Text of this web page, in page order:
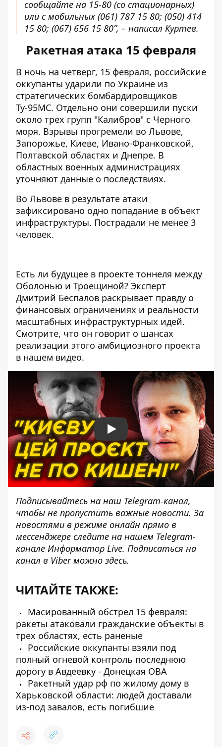
сообщайте на 15-80 (со стационарных)
или с мобильных (061) 787 15 80; (050) 414
15 80; (067) 656 15 80”, – написал Куртев.
Ракетная атака 15 февраля
В ночь на четверг, 15 февраля, российские
оккупанты ударили по Украине из
стратегических бомбардировщиков
Ту-95МС. Отдельно они совершили пуски
около трех групп "Калибров" с Черного
моря. Взрывы прогремели во Львове,
Запорожье, Киеве, Ивано-Франковской,
Полтавской областях и Днепре. В
областных военных администрациях
уточняют данные о последствиях.
Во Львове в результате атаки
зафиксировано одно попадание в объект
инфраструктуры. Пострадали не менее 3
человек.
Есть ли будущее в проекте тоннеля между
Оболонью и Троещиной? Эксперт
Дмитрий Беспалов раскрывает правду о
финансовых ограничениях и реальности
масштабных инфраструктурных идей.
Смотрите, что он говорит о шансах
реализации этого амбициозного проекта
в нашем видео.
Play
Подписывайтесь на наш Telegram-канал,
чтобы не пропустить важные новости. За
новостями в режиме онлайн прямо в
мессенджере следите на нашем Telegram-
канале Информатор Live. Подписаться на
канал в Viber можно здесь.
ЧИТАЙТЕ ТАКЖЕ:
Масированный обстрел 15 февраля:
ракеты атаковали гражданские объекты в
трех областях, есть раненые
Российские оккупанты взяли под
полный огневой контроль последнюю
дорогу в Авдеевку - Донецкая ОВА
Ракетный удар рф по жилому дому в
Харьковской области: людей доставали
из-под завалов, есть погибшие